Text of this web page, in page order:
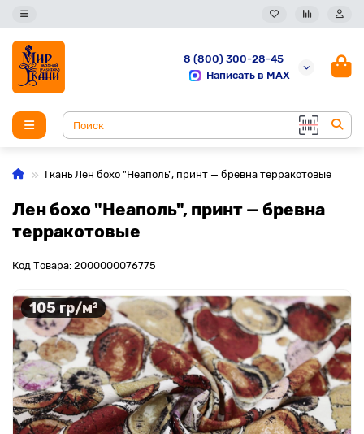
8 (800) 300-28-45
Написать в MAX
Ткань Лен бохо "Неаполь", принт — бревна терракотовые
Лен бохо "Неаполь", принт — бревна
терракотовые
Код Товара: 2000000076775
105 гр/м²